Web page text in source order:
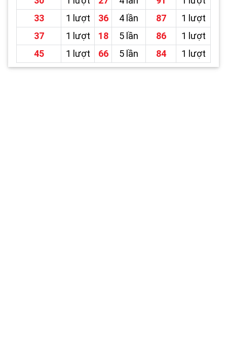
33
1 lượt 36 4 lần 87
1 lượt
37
1 lượt 18 5 lần 86
1 lượt
45
1 lượt 66 5 lần 84 1 lượt